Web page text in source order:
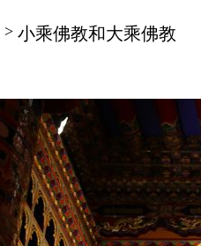
> 小乘佛教和大乘佛教